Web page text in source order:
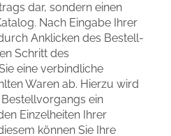
1
dar, sondern einen
Nach Eingabe Ihrer
Anklicken des Bestell-
Schritt des
eine verbindliche
Waren ab. Hierzu wird
ein
Einzelheiten Ihrer
können Sie Ihre